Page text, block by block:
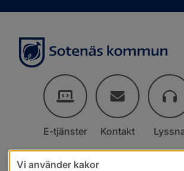
E-tjänster Kontakt
Vi använder kakor